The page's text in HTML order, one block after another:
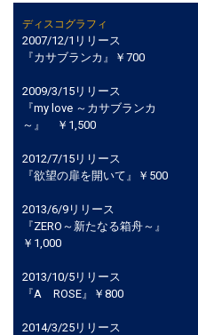
ディスコグラフィ
2007/12/1リリース
『カサブランカ』￥700
2009/3/15リリース
『my love ～カサブランカ
～』 ￥1,500
2012/7/15リリース
『欲望の扉を開いて』￥500
2013/6/9リリース
『ZERO～新たなる箱舟～』
￥1,000
2013/10/5リリース
『A ROSE』￥800
2014/3/25リリース